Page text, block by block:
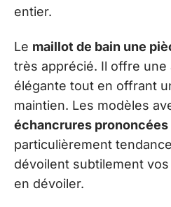
entier.
Le maillot de bain une
très apprécié. Il offre une
élégante tout en offrant
maintien. Les modèles
échancrures prononcées
particulièrement
dévoilent subtilement
en dévoiler.